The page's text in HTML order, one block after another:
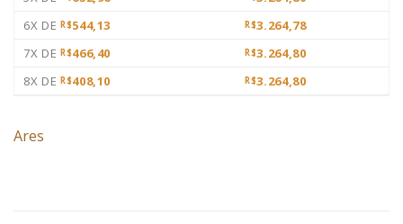
6X DE R$544,13 R$3.264,78
7X DE R$466,40 R$3.264,80
8X DE R$408,10 R$3.264,80
Ares